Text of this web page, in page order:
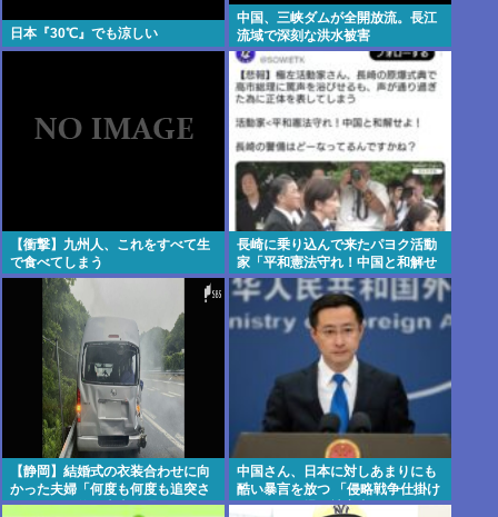
日本『30℃』でも涼しい
中国、三峡ダムが全開放流。長江
流域で深刻な洪水被害
【衝撃】九州人、これをすべて生
で食べてしまう
長崎に乗り込んで来たパヨク活動
家「平和憲法守れ！中国と和解せ
よ！」
【静岡】結婚式の衣装合わせに向
かった夫婦「何度も何度も追突さ
れ…何が目的か本当に理解できな
中国さん、日本に対しあまりにも
酷い暴言を放つ 「侵略戦争仕掛け
たくせに原爆で被害者ビジネスす